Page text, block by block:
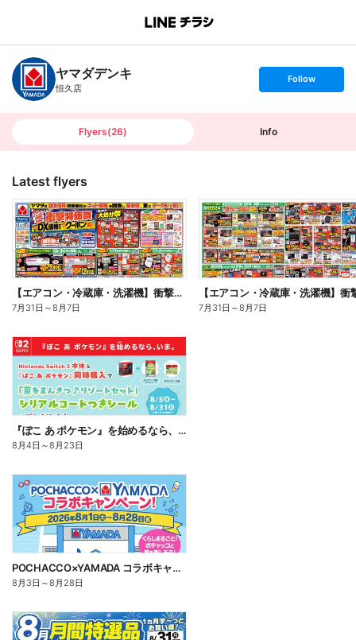
B
n
c
h
T
ヤマダデンキ
恒久店
s
t
o
Follow
Flyers(26) Info
Latest flyers
【エアコン・冷蔵庫・洗濯機】衝撃特価祭(おもて)
7月31日 ～8月7日 7月31日 ～8月7日
『ぽこ あ ポケモン』を始めるなら、いま。
8月4日 ～8月23日
POCHACCO×YAMADA コラボキャンペーン!
8月3日 ～8月28日